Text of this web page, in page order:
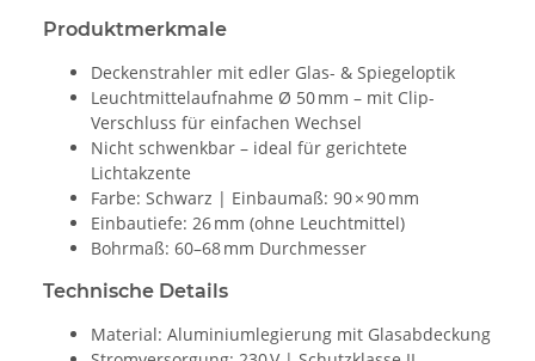
Produktmerkmale
Deckenstrahler mit edler Glas- & Spiegeloptik
Leuchtmittelaufnahme Ø 50 mm – mit Clip-
Verschluss für einfachen Wechsel
Nicht schwenkbar – ideal für gerichtete
Lichtakzente
Farbe: Schwarz | Einbaumaß: 90 × 90 mm
Einbautiefe: 26 mm (ohne Leuchtmittel)
Bohrmaß: 60–68 mm Durchmesser
Technische Details
Material: Aluminiumlegierung mit Glasabdeckung